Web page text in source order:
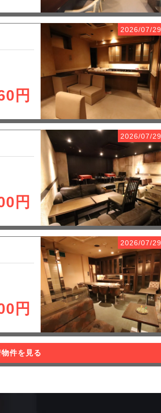
2026/07/29
円
2026/07/29
円
2026/07/29
円
件を見る